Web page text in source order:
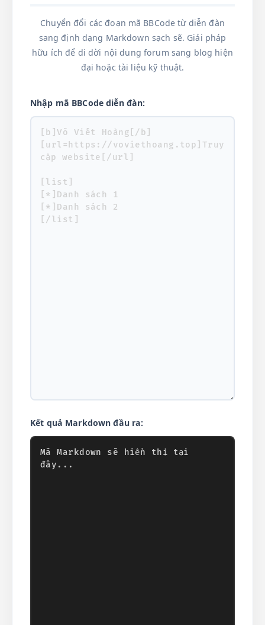
Chuyển đổi các đoạn mã BBCode từ diễn đàn
sang định dạng Markdown sạch sẽ. Giải pháp
hữu ích để di dời nội dung forum sang blog hiện
đại hoặc tài liệu kỹ thuật.
Nhập mã BBCode diễn đàn:
Kết quả Markdown đầu ra: